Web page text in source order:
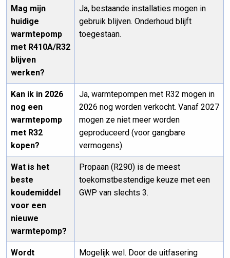
Mag mijn
huidige
warmtepomp
met R410A/R32
blijven
werken?
Ja, bestaande installaties mogen in
gebruik blijven. Onderhoud blijft
toegestaan.
Kan ik in 2026
nog een
warmtepomp
met R32
kopen?
Ja, warmtepompen met R32 mogen in
2026 nog worden verkocht. Vanaf 2027
mogen ze niet meer worden
geproduceerd (voor gangbare
vermogens).
Wat is het
beste
koudemiddel
voor een
nieuwe
warmtepomp?
Propaan (R290) is de meest
toekomstbestendige keuze met een
GWP van slechts 3.
Wordt
Mogelijk wel. Door de uitfasering